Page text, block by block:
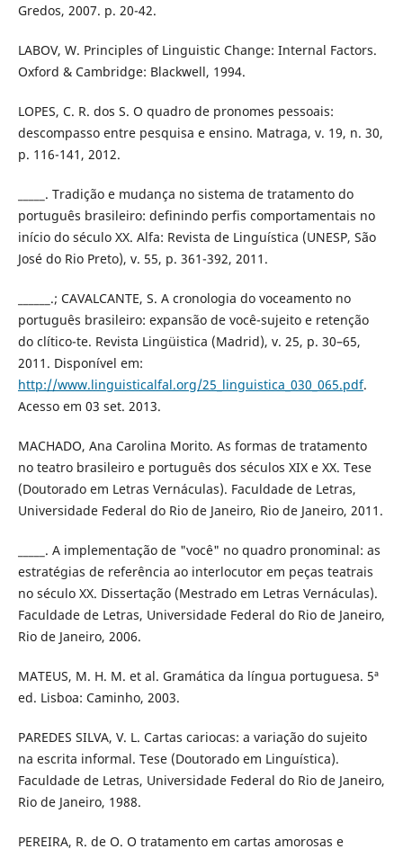
Gredos, 2007. p. 20-42.
LABOV, W. Principles of Linguistic Change: Internal Factors.
Oxford & Cambridge: Blackwell, 1994.
LOPES, C. R. dos S. O quadro de pronomes pessoais:
descompasso entre pesquisa e ensino. Matraga, v. 19, n. 30,
p. 116-141, 2012.
_____. Tradição e mudança no sistema de tratamento do
português brasileiro: definindo perfis comportamentais no
início do século XX. Alfa: Revista de Linguística (UNESP, São
José do Rio Preto), v. 55, p. 361-392, 2011.
______.; CAVALCANTE, S. A cronologia do voceamento no
português brasileiro: expansão de você-sujeito e retenção
do clítico-te. Revista Lingüistica (Madrid), v. 25, p. 30–65,
2011. Disponível em:
http://www.linguisticalfal.org/25_linguistica_030_065.pdf.
Acesso em 03 set. 2013.
MACHADO, Ana Carolina Morito. As formas de tratamento
no teatro brasileiro e português dos séculos XIX e XX. Tese
(Doutorado em Letras Vernáculas). Faculdade de Letras,
Universidade Federal do Rio de Janeiro, Rio de Janeiro, 2011.
_____. A implementação de "você" no quadro pronominal: as
estratégias de referência ao interlocutor em peças teatrais
no século XX. Dissertação (Mestrado em Letras Vernáculas).
Faculdade de Letras, Universidade Federal do Rio de Janeiro,
Rio de Janeiro, 2006.
MATEUS, M. H. M. et al. Gramática da língua portuguesa. 5ª
ed. Lisboa: Caminho, 2003.
PAREDES SILVA, V. L. Cartas cariocas: a variação do sujeito
na escrita informal. Tese (Doutorado em Linguística).
Faculdade de Letras, Universidade Federal do Rio de Janeiro,
Rio de Janeiro, 1988.
PEREIRA, R. de O. O tratamento em cartas amorosas e